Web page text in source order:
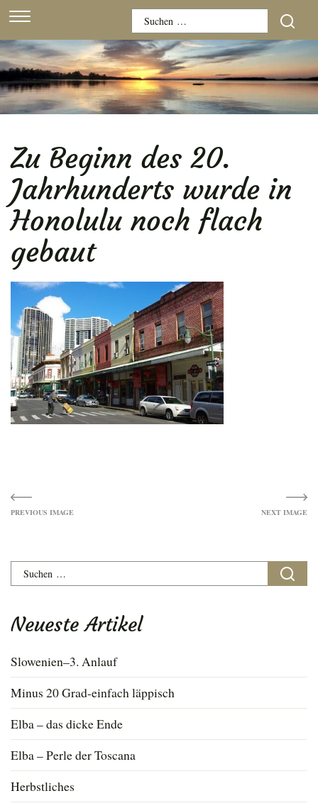
Skip
content
Suchen
nach:
Zu Beginn des 20.
Jahrhunderts wurde in
Honolulu noch flach
gebaut
Image
Suchen
nach:
Neueste Artikel
Slowenien–3. Anlauf
Minus 20 Grad-einfach läppisch
Elba – das dicke Ende
Elba – Perle der Toscana
Herbstliches